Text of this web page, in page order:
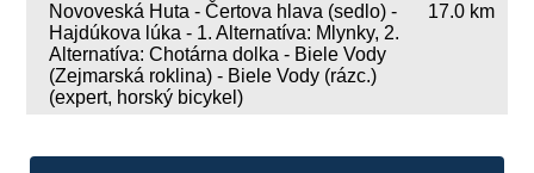
Novoveská Huta - Čertova hlava (sedlo) -
Hajdúkova lúka - 1. Alternatíva: Mlynky, 2.
Alternatíva: Chotárna dolka - Biele Vody
(Zejmarská roklina) - Biele Vody (rázc.)
(expert, horský bicykel)
17.0 km